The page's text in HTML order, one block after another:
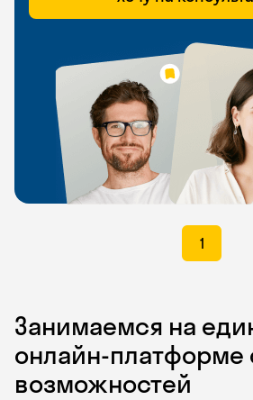
1
Занимаемся на
онлайн-платформе
возможностей